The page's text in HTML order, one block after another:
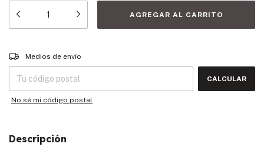
Entregas para el CP:
Medios de envío
CALCULAR
No sé mi código postal
Descripción